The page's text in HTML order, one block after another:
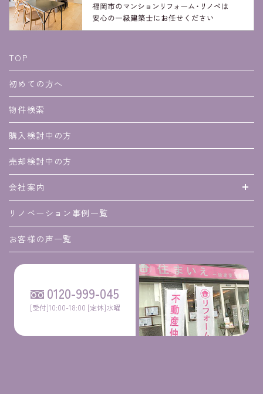
TOP
初めての方へ
物件検索
購入検討中の方
売却検討中の方
会社案内
リノベーション事例一覧
お客様の声一覧
0120-999-045
[受付]10:00-18:00 [定休]水曜